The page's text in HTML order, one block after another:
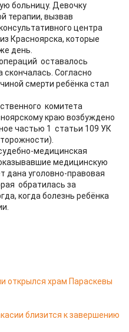
больницу. Девочку
терапии, вызвав
центра
Красноярска, которые
день.
оставалось
Согласно
смерти ребёнка стал
комитета
краю возбуждено
частью 1 статьи 109 УК
медицинская
медицинскую
дана уголовно-правовая
обратилась за
когда болезнь ребёнка
открылся храм Параскевы
близится к завершению